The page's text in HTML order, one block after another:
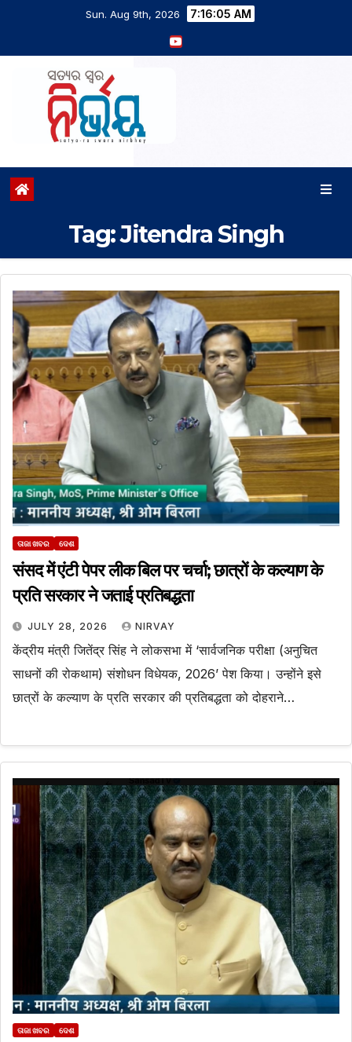
Sun. Aug 9th, 2026 7:16:06 AM
Tag:Jitendra Singh
ତାଜା ଖବର ଦେଶ
संसद में एंटी पेपर लीक बिल पर चर्चा; छात्रों के कल्याण के
प्रति सरकार ने जताई प्रतिबद्धता
JULY 28, 2026 NIRVAY
केंद्रीय मंत्री जितेंद्र सिंह ने लोकसभा में ‘सार्वजनिक परीक्षा (अनुचित
साधनों की रोकथाम) संशोधन विधेयक, 2026’ पेश किया। उन्होंने इसे
छात्रों के कल्याण के प्रति सरकार की प्रतिबद्धता को दोहराने…
ତାଜା ଖବର ଦେଶ